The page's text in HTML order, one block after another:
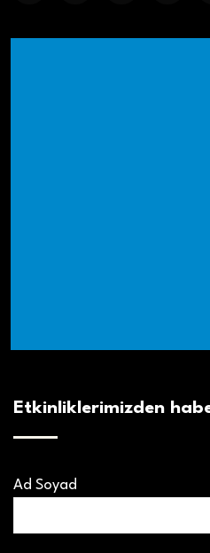
Etkinliklerimizden
Ad Soyad